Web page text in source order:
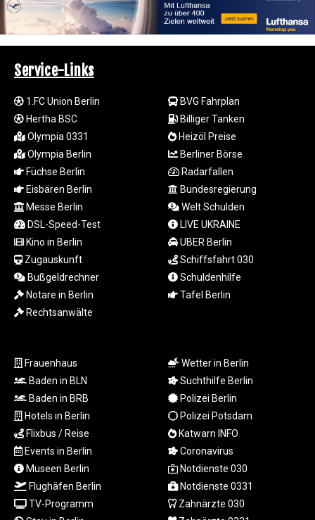
MKD 61.481068
MMK
MRU 46.240358
MUR 54.209096
MVR 17.842347
MWK
MXN 19.917775
MYR 4.721853
MZN 73.807157
NAD 18.917964
NGN
1572.381111
NIO 42.438205
PEN 3.903611
PGK 5.170149
PHP 70.148769
PKR 320.189388
PLN 4.30117
QAR 4.215887
RON 5.244777
RSD 117.358631
RUB 93.515578
Service-Links
1.FC Union Berlin
Hertha BSC
Olympia 0331
Olympia Berlin
Füchse Berlin
Eisbären Berlin
Messe Berlin
DSL-Speed-Test
Kino in Berlin
Zugauskunft
Bußgeldrechner
Notare in Berlin
Rechtsanwälte
BVG Fahrplan
Billiger Tanken
Heizöl Preise
Berliner Börse
Radarfallen
Bundesregierung
Welt Schulden
LIVE UKRAINE
UBER Berlin
Schiffsfahrt 030
Schuldenhilfe
Tafel Berlin
Frauenhaus
Baden in BLN
Baden in BRB
Hotels in Berlin
Flixbus / Reise
Events in Berlin
Museen Berlin
Flughäfen Berlin
TV-Programm
Wetter in Berlin
Suchthilfe Berlin
Polizei Berlin
Polizei Potsdam
Katwarn INFO
Coronavirus
Notdienste 030
Notdienste 0331
Zahnärzte 030